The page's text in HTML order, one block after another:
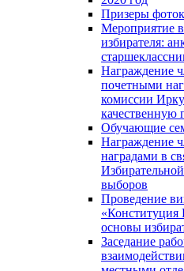
Призеры
Мероприятие
избирателя:
Награждение
почетными
комиссии
качественную
Обучающие
Награждение
наградами в
выборов
Проведение
«Конституция
основы
Заседание